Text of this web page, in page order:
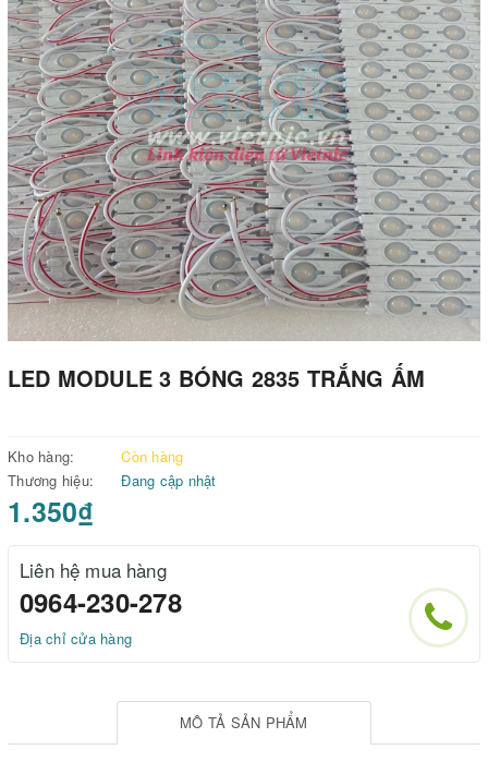
LED MODULE 3 BÓNG 2835 TRẮNG ẤM
Kho hàng:
Còn hàng
Thương hiệu:
Đang cập nhật
1.350₫
Liên hệ mua hàng
0964-230-278
Địa chỉ cửa hàng
MÔ TẢ SẢN PHẨM